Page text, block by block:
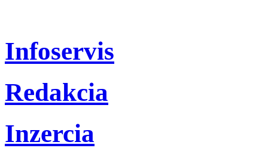
Infoservis
Redakcia
Inzercia